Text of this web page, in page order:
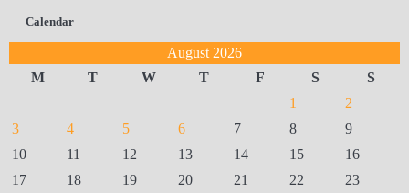
Calendar
August 2026
M
T W T F S
S
1
2
3
4 5 6 7 8
9
10
11 12 13 14 15
16
17
18 19 20 21 22
23